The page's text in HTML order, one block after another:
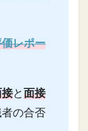
レポー
接と面接
の合否